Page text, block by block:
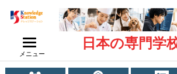
メニュー
日本の専門学